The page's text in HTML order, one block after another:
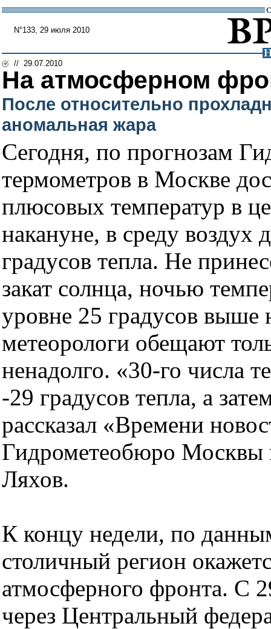
N°133, 29 июля 2010
// 29.07.2010
На атмосферном
После относительно
аномальная жара
Сегодня, по прогнозам
термометров в Москве
плюсовых температур в
накануне, в среду воздух
градусов тепла. Не
закат солнца, ночью
уровне 25 градусов
метеорологи обещают
ненадолго. «30-го числа
-29 градусов тепла, а
рассказал «Времени
Гидрометеобюро Москвы
Ляхов.
К концу недели, по
столичный регион
атмосферного фронта. С
через Центральный